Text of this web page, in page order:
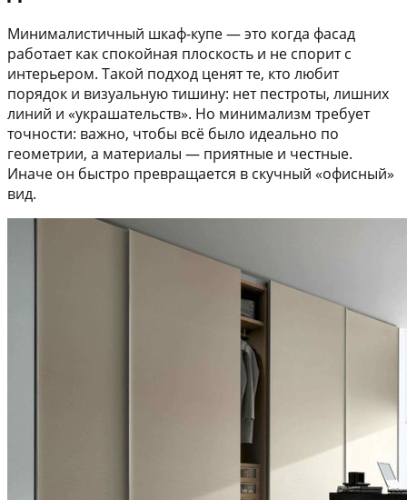
Минималистичный шкаф-купе — это когда фасад
работает как спокойная плоскость и не спорит с
интерьером. Такой подход ценят те, кто любит
порядок и визуальную тишину: нет пестроты, лишних
линий и «украшательств». Но минимализм требует
точности: важно, чтобы всё было идеально по
геометрии, а материалы — приятные и честные.
Иначе он быстро превращается в скучный «офисный»
вид.